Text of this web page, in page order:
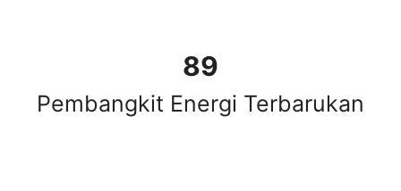
89
Pembangkit Energi Terbarukan